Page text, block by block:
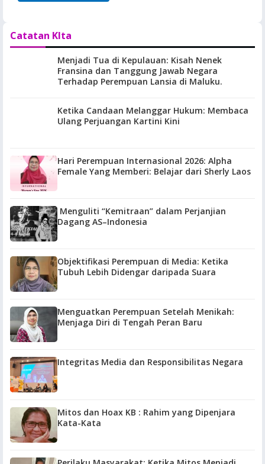
Catatan KIta
Menjadi Tua di Kepulauan: Kisah Nenek
Fransina dan Tanggung Jawab Negara
Terhadap Perempuan Lansia di Maluku.
Ketika Candaan Melanggar Hukum: Membaca
Ulang Perjuangan Kartini Kini
Hari Perempuan Internasional 2026: Alpha
Female Yang Memberi: Belajar dari Sherly Laos
Menguliti “Kemitraan” dalam Perjanjian
Dagang AS–Indonesia
Objektifikasi Perempuan di Media: Ketika
Tubuh Lebih Didengar daripada Suara
Menguatkan Perempuan Setelah Menikah:
Menjaga Diri di Tengah Peran Baru
Integritas Media dan Responsibilitas Negara
Mitos dan Hoax KB : Rahim yang Dipenjara
Kata-Kata